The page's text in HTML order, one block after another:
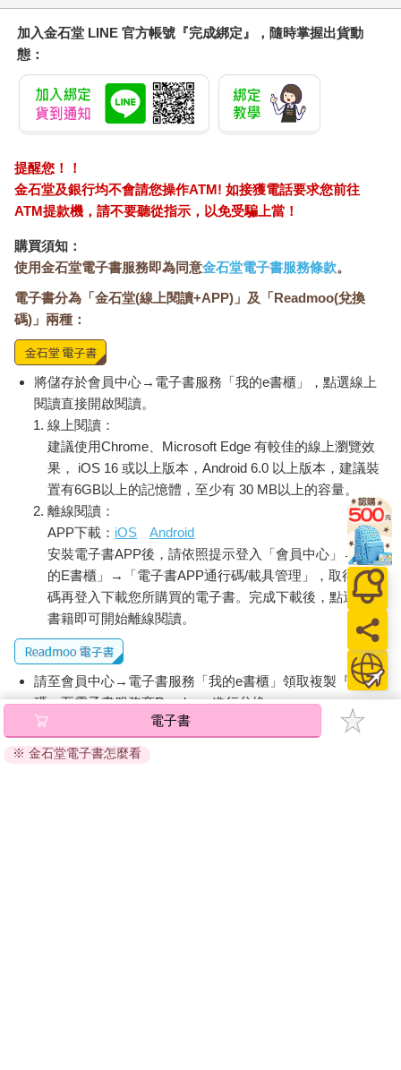
加入金石堂 LINE 官方帳號『完成綁定』，隨時掌握出貨動
態：
提醒您！！
金石堂及銀行均不會請您操作ATM! 如接獲電話要求您前往
ATM提款機，請不要聽從指示，以免受騙上當！
購買須知：
使用金石堂電子書服務即為同意金石堂電子書服務條款。
電子書分為「金石堂(線上閱讀+APP)」及「Readmoo(兌換
碼)」兩種：
將儲存於會員中心→電子書服務「我的e書櫃」，點選線上
閱讀直接開啟閱讀。
線上閱讀：
建議使用Chrome、Microsoft Edge 有較佳的線上瀏覽效
果， iOS 16 或以上版本，Android 6.0 以上版本，建議裝
置有6GB以上的記憶體，至少有 30 MB以上的容量。
離線閱讀：
APP下載： iOS
Android
安裝電子書APP後，請依照提示登入「會員中心」→「我
的E書櫃」→「電子書APP通行碼/載具管理」，取得通行
碼再登入下載您所購買的電子書。完成下載後，點選任一
書籍即可開始離線閱讀。
請至會員中心→電子書服務「我的e書櫃」領取複製『兌換
碼』至電子書服務商Readmoo進行兌換。
退換貨須知：
因版權保護，您在金石堂所購買的電子書僅能以金石堂專屬
電子書
※ 金石堂電子書怎麼看